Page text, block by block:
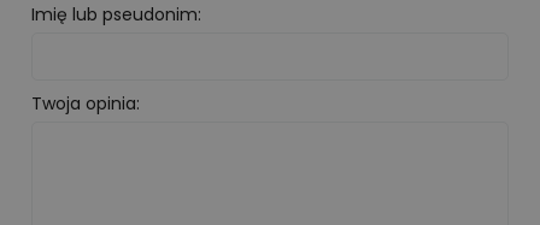
Imię lub pseudonim:
Twoja opinia: